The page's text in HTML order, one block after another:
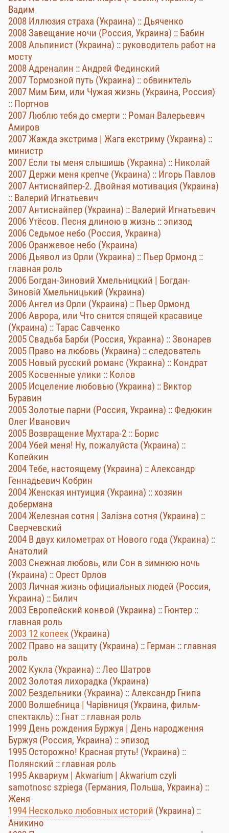
Вадим
2008 Иллюзия страха (Украина) :: Дьяченко
2008 Завещание ночи (Россия, Украина) :: Бабин
2008 Альпинист (Украина) :: руководитель работ на
мосту
2008 Адреналин :: Андрей Фединский
2007 Тормозной путь (Украина) :: обвинитель
2007 Мим Бим, или Чужая жизнь (Украина, Россия)
:: Портнов
2007 Люблю тебя до смерти :: Роман Валерьевич
Амиров
2007 Жажда экстрима | Жага екстриму (Украина) ::
министр
2007 Если ты меня слышишь (Украина) :: Николай
2007 Держи меня крепче (Украина) :: Игорь Павлов
2007 Антиснайпер-2. Двойная мотивация (Украина)
:: Валерий Игнатьевич
2007 Антиснайпер (Украина) :: Валерий Игнатьевич
2006 Утёсов. Песня длиною в жизнь :: эпизод
2006 Седьмое небо (Россия, Украина)
2006 Оранжевое небо (Украина)
2006 Дьявол из Орли (Украина) :: Пьер Ормонд ::
главная роль
2006 Богдан-Зиновий Хмельницкий | Богдан-
Зиновій Хмельницький (Украина)
2006 Ангел из Орли (Украина) :: Пьер Ормонд
2006 Аврора, или Что снится спящей красавице
(Украина) :: Тарас Савченко
2005 Свадьба Барби (Россия, Украина) :: Звонарев
2005 Право на любовь (Украина) :: следователь
2005 Новый русский романс (Украина) :: Кондрат
2005 Косвенные улики :: Колов
2005 Исцеление любовью (Украина) :: Виктор
Буравин
2005 Золотые парни (Россия, Украина) :: Федюкин
Олег Иванович
2005 Возвращение Мухтара-2 :: Борис
2004 Убей меня! Ну, пожалуйста (Украина) ::
Копейкин
2004 Тебе, настоящему (Украина) :: Александр
Геннадьевич Кобрин
2004 Женская интуиция (Украина) :: хозяин
добермана
2004 Железная сотня | Залізна сотня (Украина) ::
Сверчевский
2004 В двух километрах от Нового года (Украина) ::
Анатолий
2003 Снежная любовь, или Сон в зимнюю ночь
(Украина) :: Орест Орлов
2003 Личная жизнь официальных людей (Россия,
Украина) :: Билич
2003 Европейский конвой (Украина) :: Гюнтер ::
главная роль
2003 12 копеек (Украина)
2002 Право на защиту (Украина) :: Герман :: главная
роль
2002 Кукла (Украина) :: Лео Шатров
2002 Золотая лихорадка (Украина)
2002 Бездельники (Украина) :: Александр Гнипа
2000 Волшебница | Чарівниця (Украина, фильм-
спектакль) :: Гнат :: главная роль
1999 День рождения Буржуя | День народження
Буржуя (Россия, Украина) :: эпизод
1995 Осторожно! Красная ртуть! (Украина) ::
Полянский :: главная роль
1995 Аквариум | Akwarium | Akwarium czyli
samotnosc szpiega (Германия, Польша, Украина) ::
Женя
1994 Несколько любовных историй (Украина) ::
Аникино